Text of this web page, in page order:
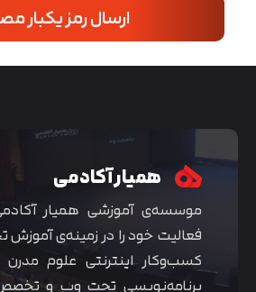
ارسال رمز یکبار
همیار آکادمی
فعالیت خود را در زمینه‌ی آموزش
کسب‌و‌کار اینترنتی علوم مدرن
برنامه‌نویسی تحت وب و